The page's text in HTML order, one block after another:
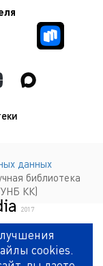
данных
библиотека
КК)
КОМПАНИЯ ИНТЕКМЕДИА
2017
cookies.